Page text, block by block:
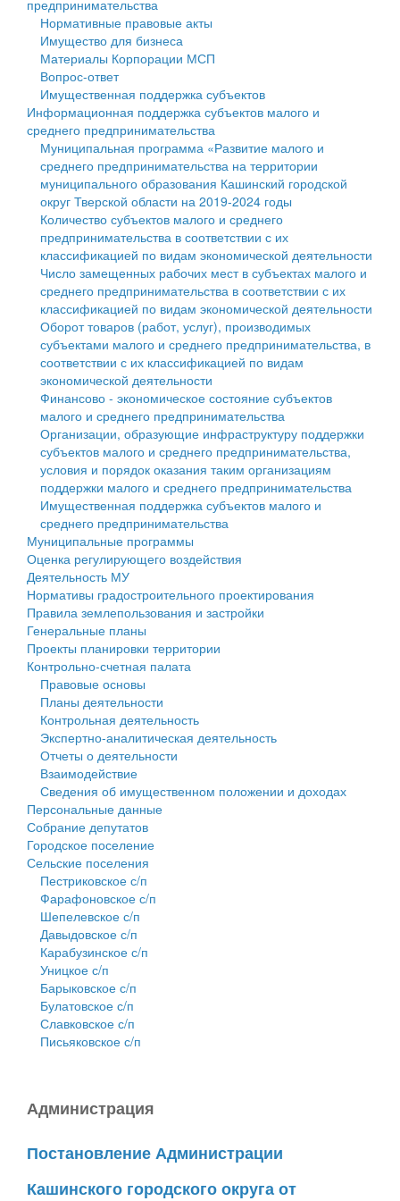
Государственные услуги
Промышленность и АПК
Экономика и бизнес
...
Символика
Устав
Гостям округа
Туризм
Культура
Образование
Здравоохранение
Социальная защита
Фотоальбом
муниципального округа Тверской области
Администрация Кашинского муниципального округа
Тверской области
Управление сельскими территориями
Открытые данные
Работа с обращениями граждан
Муниципальный контроль
Муниципальные услуги
Проекты административных регламентов
Антимонопольный комплаенс
Противодействие коррупции
Финансовое управление
Бюджет для граждан
Имущество
Выявление правообладателей ранее учтенных
объектов недвижимости
Имущественная поддержка субъектов малого и
среднего предпринимательства
Информационная поддержка субъектов малого и
среднего предпринимательства
Муниципальные программы
Контрольно-счетная палата
Персональные данные
Оценка регулирующего воздействия
Деятельность МУ
Нормативы градостроительного проектирования
Правила землепользования и застройки
Генеральные планы
Проекты планировки территории
Собрание депутатов
Городское поселение
Сельские поселения
предпринимательства
Нормативные правовые акты
Имущество для бизнеса
Материалы Корпорации МСП
Вопрос-ответ
Имущественная поддержка субъектов
Информационная поддержка субъектов малого и
среднего предпринимательства
Муниципальная программа «Развитие малого и
среднего предпринимательства на территории
муниципального образования Кашинский городской
округ Тверской области на 2019-2024 годы
Количество субъектов малого и среднего
предпринимательства в соответствии с их
классификацией по видам экономической деятельности
Число замещенных рабочих мест в субъектах малого и
среднего предпринимательства в соответствии с их
классификацией по видам экономической деятельности
Оборот товаров (работ, услуг), производимых
субъектами малого и среднего предпринимательства, в
соответствии с их классификацией по видам
экономической деятельности
Финансово - экономическое состояние субъектов
малого и среднего предпринимательства
Организации, образующие инфраструктуру поддержки
субъектов малого и среднего предпринимательства,
условия и порядок оказания таким организациям
поддержки малого и среднего предпринимательства
Имущественная поддержка субъектов малого и
среднего предпринимательства
Муниципальные программы
Оценка регулирующего воздействия
Деятельность МУ
Нормативы градостроительного проектирования
Правила землепользования и застройки
Генеральные планы
Проекты планировки территории
Контрольно-счетная палата
Правовые основы
Планы деятельности
Контрольная деятельность
Экспертно-аналитическая деятельность
Отчеты о деятельности
Взаимодействие
Сведения об имущественном положении и доходах
Персональные данные
Собрание депутатов
Городское поселение
Сельские поселения
Пестриковское с/п
Фарафоновское с/п
Шепелевское с/п
Давыдовское с/п
Карабузинское с/п
Уницкое с/п
Барыковское с/п
Булатовское с/п
Славковское с/п
Письяковское с/п
Администрация
Постановление Администрации
Кашинского городского округа от